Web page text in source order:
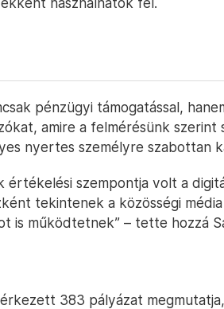
pénzügyi támogatással,
amire a felmérésünk szerint
nyertes személyre szabottan
értékelési szempontja volt a
tekintenek a közösségi
is működtetnek” – tette hozzá
383 pályázat